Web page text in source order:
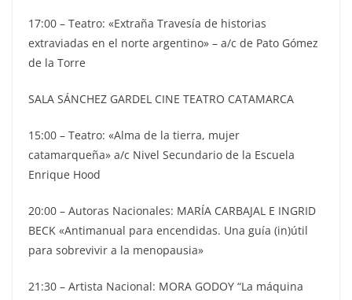
17:00 – Teatro: «Extraña Travesía de historias
extraviadas en el norte argentino» – a/c de Pato Gómez
de la Torre
SALA SÁNCHEZ GARDEL CINE TEATRO CATAMARCA
15:00 – Teatro: «Alma de la tierra, mujer
catamarqueña» a/c Nivel Secundario de la Escuela
Enrique Hood
20:00 – Autoras Nacionales: MARÍA CARBAJAL E INGRID
BECK «Antimanual para encendidas. Una guía (in)útil
para sobrevivir a la menopausia»
21:30 – Artista Nacional: MORA GODOY “La máquina